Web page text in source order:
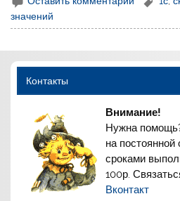
значений
Контакты
Внимание!
Нужна
на
сроками
100р.
Вконтакт